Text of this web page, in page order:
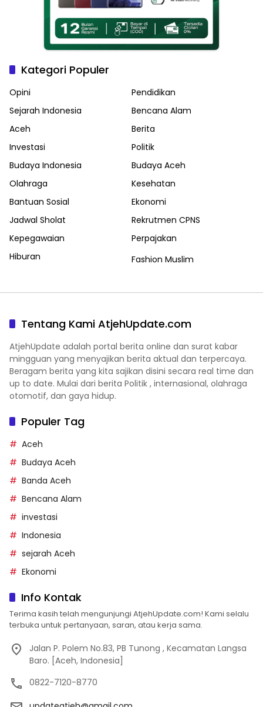
Kategori Populer
Opini
Pendidikan
Sejarah Indonesia
Bencana Alam
Aceh
Berita
Investasi
Politik
Budaya Indonesia
Budaya Aceh
Olahraga
Kesehatan
Bantuan Sosial
Ekonomi
Jadwal Sholat
Rekrutmen CPNS
Kepegawaian
Perpajakan
Hiburan
Fashion Muslim
Tentang Kami AtjehUpdate.com
AtjehUpdate adalah portal berita online dan surat kabar
mingguan yang menyajikan berita aktual dan terpercaya.
Beragam berita yang kita sajikan disini secara real time dan
up to date. Mulai dari berita Politik , internasional, olahraga
otomotif, dan gaya hidup.
Populer Tag
Aceh
Budaya Aceh
Banda Aceh
Bencana Alam
investasi
Indonesia
sejarah Aceh
Ekonomi
Info Kontak
Terima kasih telah mengunjungi AtjehUpdate.com! Kami selalu
terbuka untuk pertanyaan, saran, atau kerja sama.
Jalan P. Polem No.83, PB Tunong , Kecamatan Langsa
Baro. [Aceh, Indonesia]
0822-7120-8770